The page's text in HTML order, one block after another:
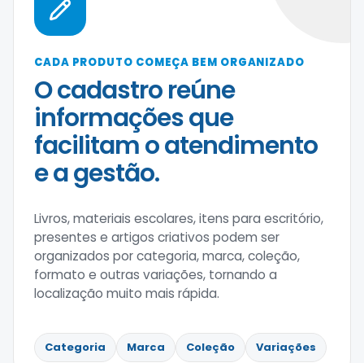
CADA PRODUTO COMEÇA BEM ORGANIZADO
O cadastro reúne
informações que
facilitam o atendimento
e a gestão.
Livros, materiais escolares, itens para escritório,
presentes e artigos criativos podem ser
organizados por categoria, marca, coleção,
formato e outras variações, tornando a
localização muito mais rápida.
Categoria Marca Coleção Variações